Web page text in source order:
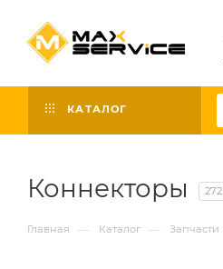
КАТАЛОГ
Коннекторы 272
Главная — Каталог — Запчасти